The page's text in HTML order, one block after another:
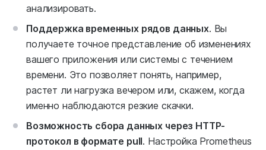
анализировать.
Поддержка временных рядов данных. Вы
получаете точное представление об изменениях
вашего приложения или системы с течением
времени. Это позволяет понять, например,
растет ли нагрузка вечером или, скажем, когда
именно наблюдаются резкие скачки.
Возможность сбора данных через HTTP-
протокол в формате pull. Настройка Prometheus